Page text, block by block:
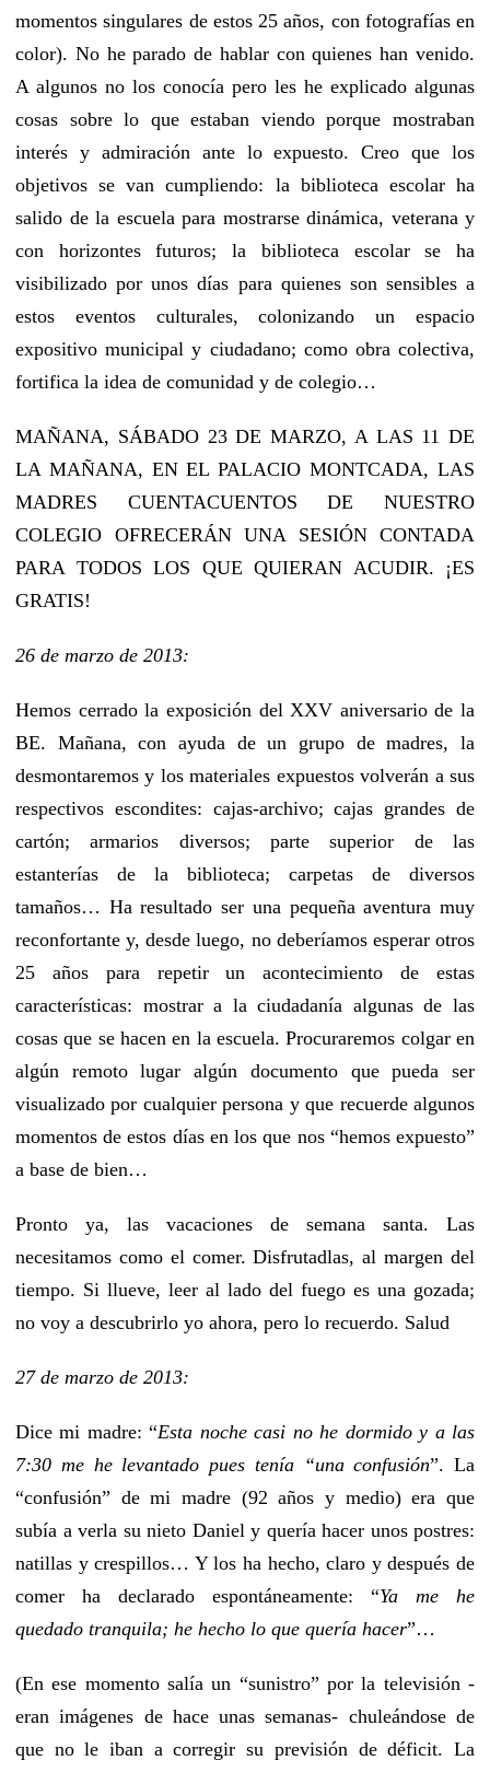
momentos singulares de estos 25 años, con fotografías en
color). No he parado de hablar con quienes han venido.
A algunos no los conocía pero les he explicado algunas
cosas sobre lo que estaban viendo porque mostraban
interés y admiración ante lo expuesto. Creo que los
objetivos se van cumpliendo: la biblioteca escolar ha
salido de la escuela para mostrarse dinámica, veterana y
con horizontes futuros; la biblioteca escolar se ha
visibilizado por unos días para quienes son sensibles a
estos eventos culturales, colonizando un espacio
expositivo municipal y ciudadano; como obra colectiva,
fortifica la idea de comunidad y de colegio…
MAÑANA, SÁBADO 23 DE MARZO, A LAS 11 DE
LA MAÑANA, EN EL PALACIO MONTCADA, LAS
MADRES CUENTACUENTOS DE NUESTRO
COLEGIO OFRECERÁN UNA SESIÓN CONTADA
PARA TODOS LOS QUE QUIERAN ACUDIR. ¡ES
GRATIS!
26 de marzo de 2013:
Hemos cerrado la exposición del XXV aniversario de la
BE. Mañana, con ayuda de un grupo de madres, la
desmontaremos y los materiales expuestos volverán a sus
respectivos escondites: cajas-archivo; cajas grandes de
cartón; armarios diversos; parte superior de las
estanterías de la biblioteca; carpetas de diversos
tamaños… Ha resultado ser una pequeña aventura muy
reconfortante y, desde luego, no deberíamos esperar otros
25 años para repetir un acontecimiento de estas
características: mostrar a la ciudadanía algunas de las
cosas que se hacen en la escuela. Procuraremos colgar en
algún remoto lugar algún documento que pueda ser
visualizado por cualquier persona y que recuerde algunos
momentos de estos días en los que nos “hemos expuesto”
a base de bien…
Pronto ya, las vacaciones de semana santa. Las
necesitamos como el comer. Disfrutadlas, al margen del
tiempo. Si llueve, leer al lado del fuego es una gozada;
no voy a descubrirlo yo ahora, pero lo recuerdo. Salud
27 de marzo de 2013:
Dice mi madre: “Esta noche casi no he dormido y a las
7:30 me he levantado pues tenía “una confusión”. La
“confusión” de mi madre (92 años y medio) era que
subía a verla su nieto Daniel y quería hacer unos postres:
natillas y crespillos… Y los ha hecho, claro y después de
comer ha declarado espontáneamente: “Ya me he
quedado tranquila; he hecho lo que quería hacer”…
(En ese momento salía un “sunistro” por la televisión -
eran imágenes de hace unas semanas- chuleándose de
que no le iban a corregir su previsión de déficit. La